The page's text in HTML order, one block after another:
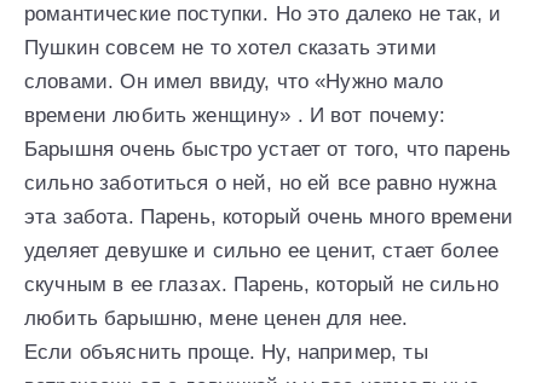
романтические поступки. Но это далеко не так, и
Пушкин совсем не то хотел сказать этими
словами. Он имел ввиду, что «Нужно мало
времени любить женщину» . И вот почему:
Барышня очень быстро устает от того, что парень
сильно заботиться о ней, но ей все равно нужна
эта забота. Парень, который очень много времени
уделяет девушке и сильно ее ценит, стает более
скучным в ее глазах. Парень, который не сильно
любить барышню, мене ценен для нее.
Если объяснить проще. Ну, например, ты